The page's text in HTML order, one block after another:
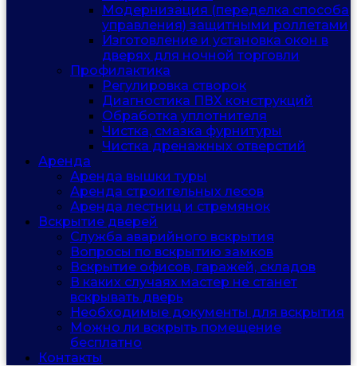
Модернизация (переделка способа
управления) защитными роллетами
Изготовление и установка окон в
дверях для ночной торговли
Профилактика
Регулировка створок
Диагностика ПВХ конструкций
Обработка уплотнителя
Чистка, смазка фурнитуры
Чистка дренажных отверстий
Аренда
Аренда вышки туры
Аренда строительных лесов
Аренда лестниц и стремянок
Вскрытие дверей
Служба аварийного вскрытия
Вопросы по вскрытию замков
Вскрытие офисов, гаражей, складов
В каких случаях мастер не станет
вскрывать дверь
Необходимые документы для вскрытия
Можно ли вскрыть помещение
бесплатно
Контакты